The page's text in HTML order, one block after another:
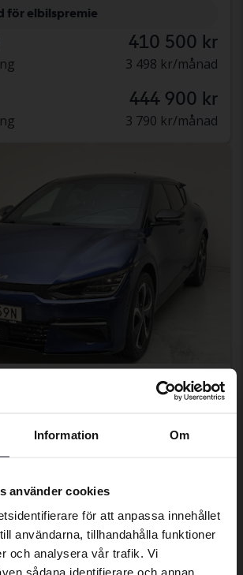
Information Om
använder cookies
för att anpassa innehållet
användarna, tillhandahålla funktioner
och analysera vår trafik. Vi
sådana identifierare och annan
för elbilspremie
410 500 kr
3 498 kr/månad
444 900 kr
3 790 kr/månad
Plus
för elbilspremie
406 900 kr
409 900 kr
3 467 kr/månad
language
detected that your browser
To better service our friends
have an English language
that contains all the